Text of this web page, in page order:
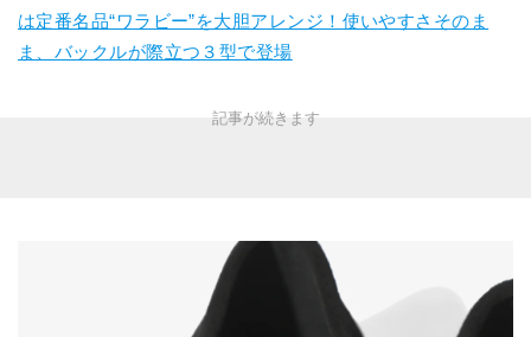
は定番名品“ワラビー”を大胆アレンジ！使いやすさそのま
ま、バックルが際立つ３型で登場